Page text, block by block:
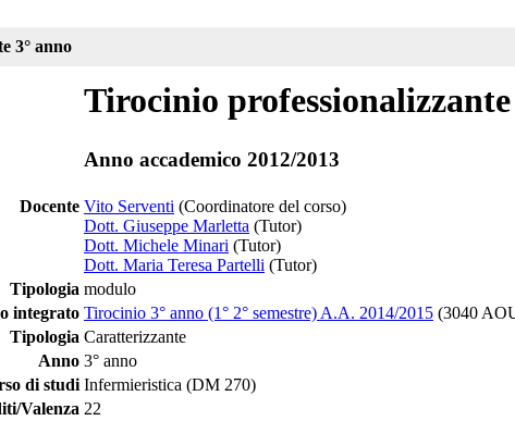
3° anno
Tirocinio professionalizzante
Anno accademico 2012/2013
Docente Vito Serventi (Coordinatore del corso)
Dott. Giuseppe Marletta (Tutor)
Dott. Michele Minari (Tutor)
Dott. Maria Teresa Partelli (Tutor)
Tipologia modulo
integrato Tirocinio 3° anno (1° 2° semestre) A.A. 2014/2015 (3040
Tipologia Caratterizzante
Anno 3° anno
di studi Infermieristica (DM 270)
Valenza 22